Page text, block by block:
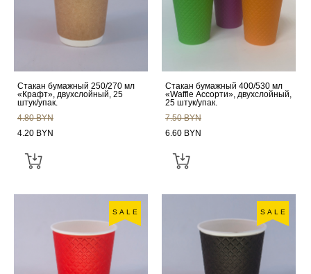
Стакан бумажный 250/270 мл
«Крафт», двухслойный, 25
штук/упак.
4.80 BYN
4.20 BYN
Стакан бумажный 400/530 мл
«Waffle Ассорти», двухслойный,
25 штук/упак.
7.50 BYN
6.60 BYN
SALE SALE